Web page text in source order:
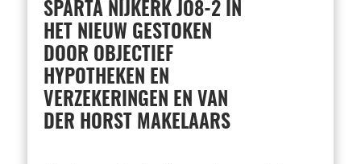
SPARTA NIJKERK JO8-2 IN
HET NIEUW GESTOKEN
DOOR OBJECTIEF
HYPOTHEKEN EN
VERZEKERINGEN EN VAN
DER HORST MAKELAARS